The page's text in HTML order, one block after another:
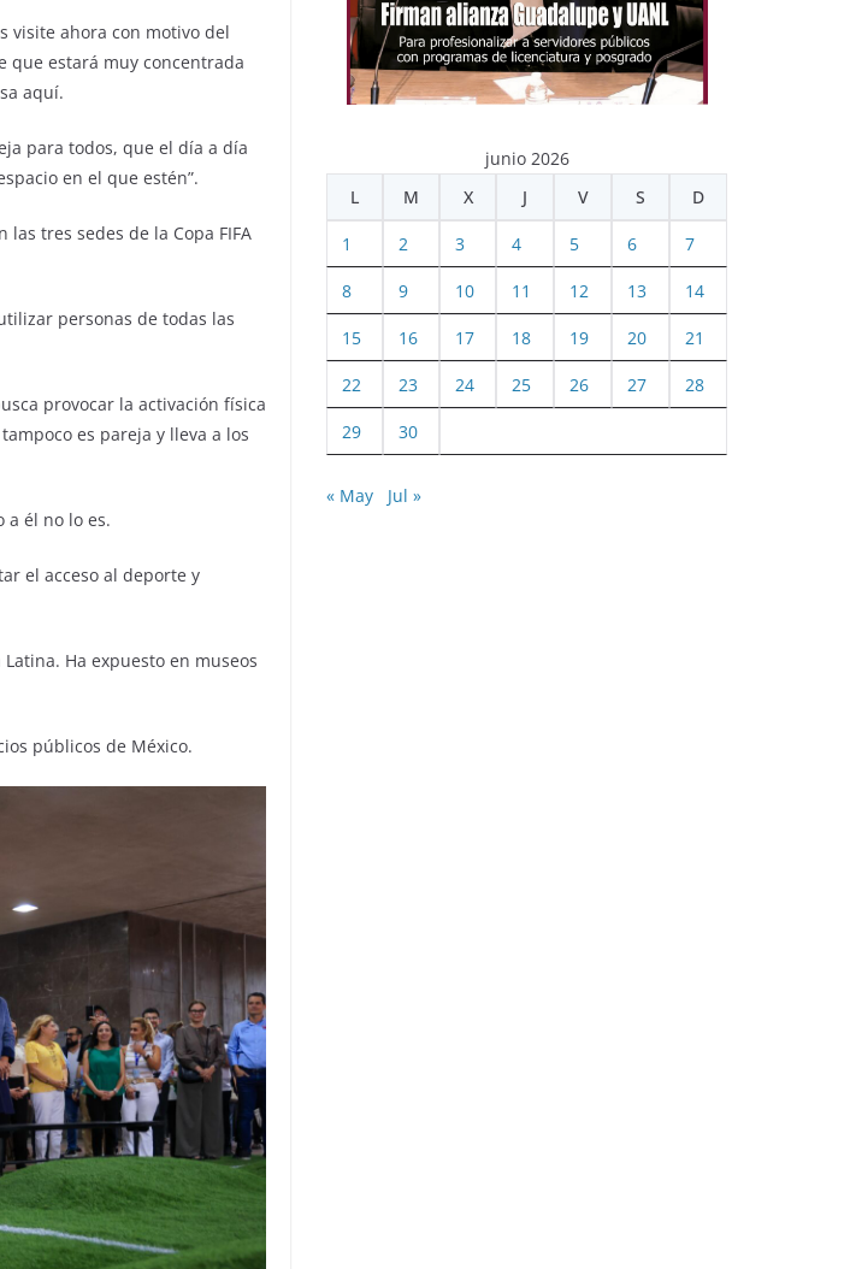
visite ahora con motivo del
que estará muy concentrada
aquí.
para todos, que el día a día
en el que estén”.
tres sedes de la Copa FIFA
personas de todas las
provocar la activación física
es pareja y lleva a los
a él no lo es.
el acceso al deporte y
Ha expuesto en museos
públicos de México.
junio 2026
L
M X J V S D
1 2 3 4 5 6 7
8 9 10 11 12 13 14
15 16 17 18 19 20 21
22 23 24 25 26 27 28
29 30
« May Jul »